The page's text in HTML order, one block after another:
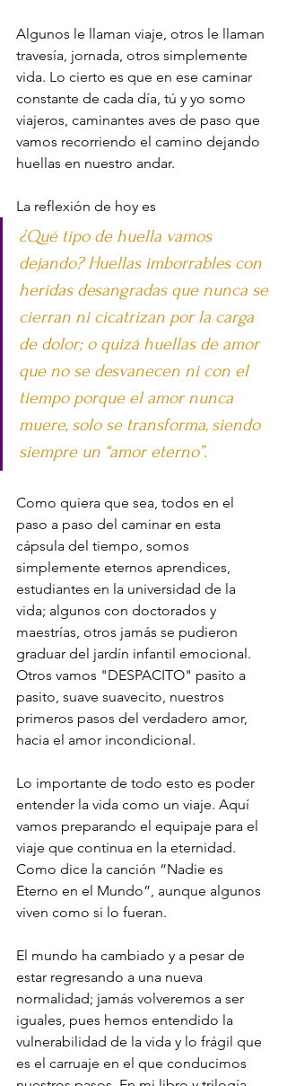
Algunos le llaman viaje, otros le llaman
travesía, jornada, otros simplemente
vida. Lo cierto es que en ese caminar
constante de cada día, tú y yo somo
viajeros, caminantes aves de paso que
vamos recorriendo el camino dejando
huellas en nuestro andar.
La reflexión de hoy es
¿Qué tipo de huella vamos
dejando? Huellas imborrables con
heridas desangradas que nunca se
cierran ni cicatrizan por la carga
de dolor; o quizá huellas de amor
que no se desvanecen ni con el
tiempo porque el amor nunca
muere, solo se transforma, siendo
siempre un “amor eterno”.
Como quiera que sea, todos en el
paso a paso del caminar en esta
cápsula del tiempo, somos
simplemente eternos aprendices,
estudiantes en la universidad de la
vida; algunos con doctorados y
maestrías, otros jamás se pudieron
graduar del jardín infantil emocional.
Otros vamos "DESPACITO" pasito a
pasito, suave suavecito, nuestros
primeros pasos del verdadero amor,
hacia el amor incondicional.
Lo importante de todo esto es poder
entender la vida como un viaje. Aquí
vamos preparando el equipaje para el
viaje que continua en la eternidad.
Como dice la canción “Nadie es
Eterno en el Mundo”, aunque algunos
viven como si lo fueran.
El mundo ha cambiado y a pesar de
estar regresando a una nueva
normalidad; jamás volveremos a ser
iguales, pues hemos entendido la
vulnerabilidad de la vida y lo frágil que
es el carruaje en el que conducimos